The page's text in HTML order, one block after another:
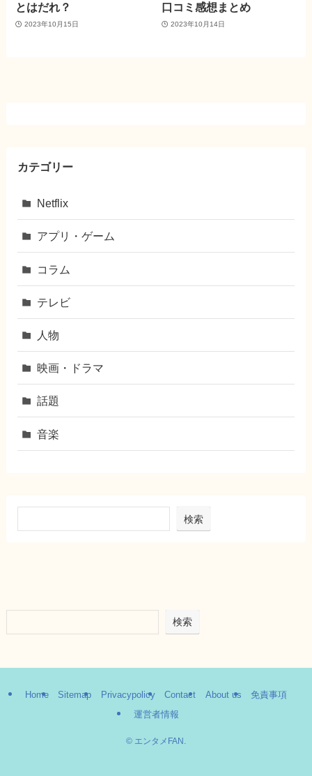
とはだれ？
2023年10月15日
口コミ感想まとめ
2023年10月14日
カテゴリー
Netflix
アプリ・ゲーム
コラム
テレビ
人物
映画・ドラマ
話題
音楽
検索
検索
Home Sitemap Privacypolicy Contact About us
免責事項
運営者情報
© エンタメFAN.